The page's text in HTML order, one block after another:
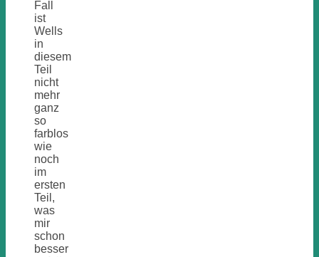
Fall
ist
Wells
in
diesem
Teil
nicht
mehr
ganz
so
farblos
wie
noch
im
ersten
Teil,
was
mir
schon
besser